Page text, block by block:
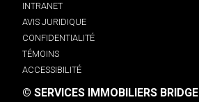
INTRANET
AVIS JURIDIQUE
CONFIDENTIALITÉ
TÉMOINS
ACCESSIBILITÉ
© SERVICES IMMOBILIERS